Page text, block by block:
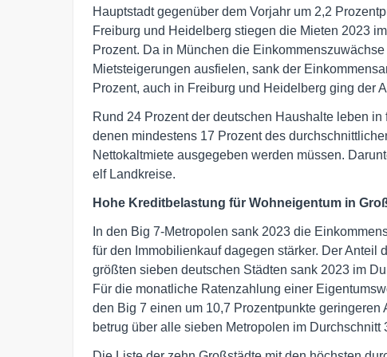
Hauptstadt gegenüber dem Vorjahr um 2,2
Freiburg und Heidelberg stiegen die Mieten 2023
Prozent. Da in München die
Mietsteigerungen ausfielen, sank der
Prozent, auch in Freiburg und Heidelberg ging der
Rund 24 Prozent der deutschen Haushalte leben
denen mindestens 17 Prozent des
Nettokaltmiete ausgegeben werden müssen.
elf Landkreise.
Hohe Kreditbelastung für Wohneigentum in
In den Big 7-Metropolen sank 2023 die
für den Immobilienkauf dagegen stärker. Der Anteil
größten sieben deutschen Städten sank 2023 im
Für die monatliche Ratenzahlung einer
den Big 7 einen um 10,7 Prozentpunkte
betrug über alle sieben Metropolen im